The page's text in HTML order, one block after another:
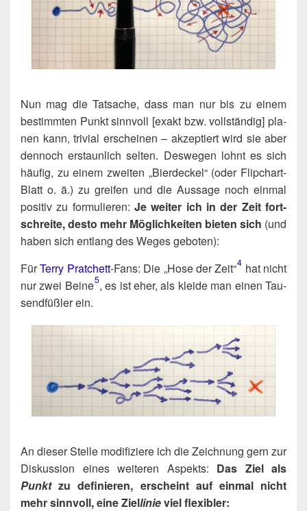
Nun mag die Tat­sa­che, dass man nur bis zu einem
bestimm­ten Punkt sinn­voll [exakt bzw. voll­stän­dig] pla­
nen kann, tri­vi­al erschei­nen – akzep­tiert wird sie aber
den­noch erstaun­lich sel­ten. Des­we­gen lohnt es sich
häu­fig, zu einem zwei­ten „Bier­de­ckel“ (oder Flip­chart-
Blatt o. ä.) zu grei­fen und die Aus­sa­ge noch ein­mal
posi­tiv zu for­mu­lie­ren: Je wei­ter ich in der Zeit fort­
schrei­te, des­to mehr Mög­lich­kei­ten bie­ten sich (und
haben sich ent­lang des Weges geboten):
FürTer­ry Prat­chett-Fans: Die „Hose der Zeit“​4 hat nicht
nur zwei Beine​5, es ist eher, als klei­de man einen Tau­
send­füß­ler ein.
An die­ser Stel­le modi­fi­zie­re ich die Zeich­nung gern zur
Dis­kus­si­on eines wei­te­ren Aspekts: Das Ziel als
Punktzu defi­nie­ren, erscheint auf ein­mal nicht
mehr sinn­voll, eine Ziellinieviel flexibler: